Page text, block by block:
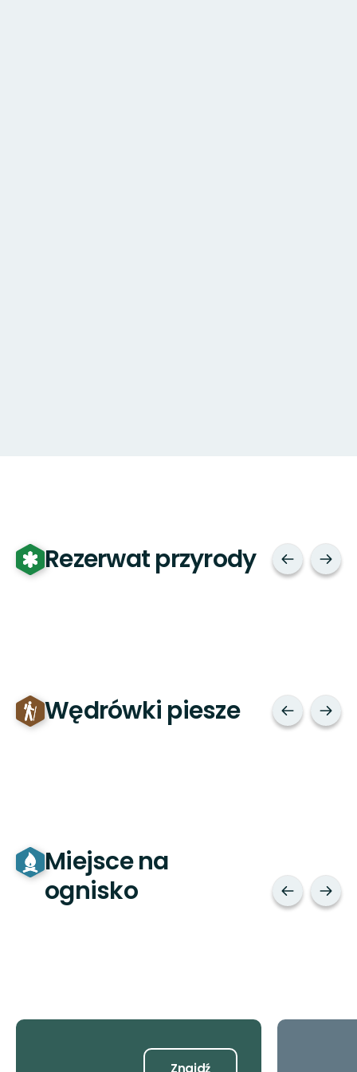
Rezerwat przyrody
Wędrówki piesze
Miejsce na
ognisko
Porady
Znajdź